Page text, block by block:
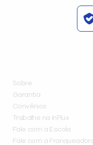
Sobre
Garantia
Convênios
Trabalhe na inFlux
Fale com a Escola
Fale com a